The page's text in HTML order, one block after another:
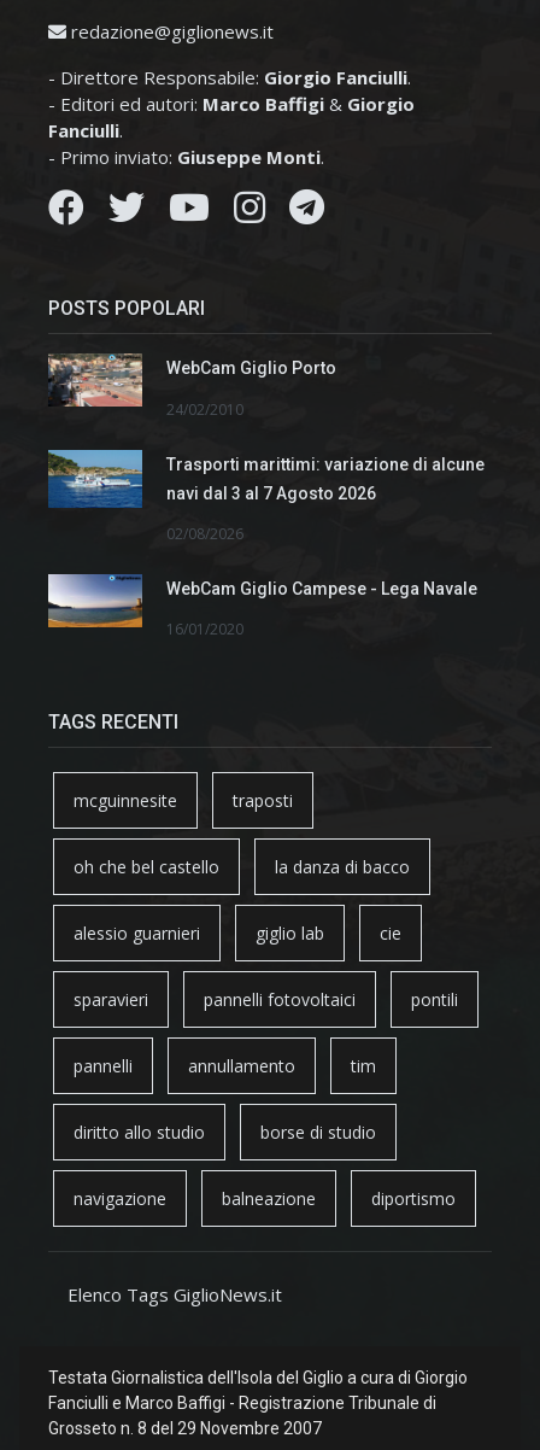
redazione@giglionews.it
- Direttore Responsabile: Giorgio Fanciulli.
- Editori ed autori: Marco Baffigi & Giorgio
Fanciulli.
- Primo inviato: Giuseppe Monti.
POSTS POPOLARI
WebCam Giglio Porto
24/02/2010
Trasporti marittimi: variazione di alcune
navi dal 3 al 7 Agosto 2026
02/08/2026
WebCam Giglio Campese - Lega Navale
16/01/2020
TAGS RECENTI
mcguinnesite traposti
oh che bel castello la danza di bacco
alessio guarnieri giglio lab cie
sparavieri pannelli fotovoltaici pontili
pannelli annullamento tim
diritto allo studio borse di studio
navigazione balneazione diportismo
Elenco Tags GiglioNews.it
Testata Giornalistica dell'Isola del Giglio a cura di Giorgio
Fanciulli e Marco Baffigi - Registrazione Tribunale di
Grosseto n. 8 del 29 Novembre 2007